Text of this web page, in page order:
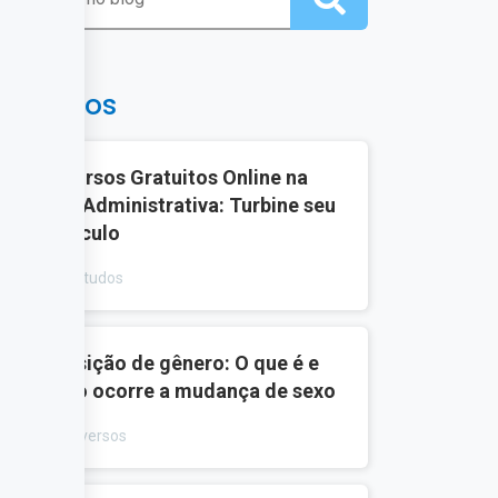
lidos
10 Cursos Gratuitos Online na
Área Administrativa: Turbine seu
Currículo
Estudos
Transição de gênero: O que é e
como ocorre a mudança de sexo
Diversos